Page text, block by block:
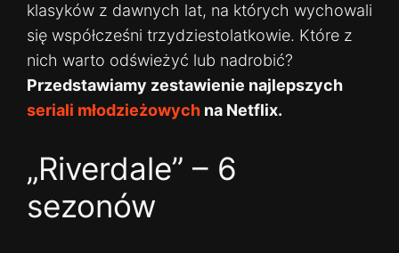
klasyków z dawnych lat, na których wychowali
się współcześni trzydziestolatkowie. Które z
nich warto odświeżyć lub nadrobić?
Przedstawiamy zestawienie najlepszych
seriali młodzieżowych na Netflix.
„Riverdale” – 6
sezonów